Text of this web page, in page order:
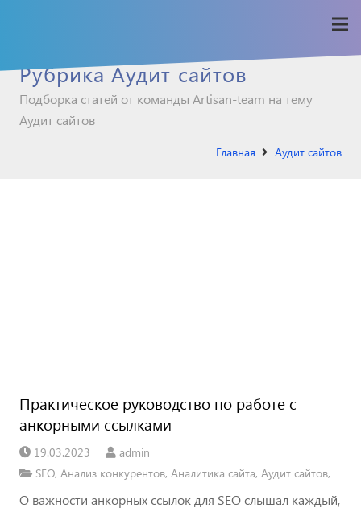
Рубрика Аудит сайтов
Подборка статей от команды Artisan-team на тему
Аудит сайтов
Главная Аудит сайтов
Практическое руководство по работе с
анкорными ссылками
19.03.2023
admin
SEO, Анализ конкурентов, Аналитика сайта, Аудит сайтов,
О важности анкорных ссылок для SEO слышал каждый,